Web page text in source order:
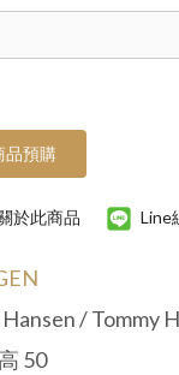
品預購
於此商品 Line
/ Tommy
50